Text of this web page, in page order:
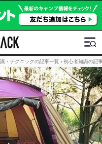
・テクニックの記事一覧 › 初心者知識の記